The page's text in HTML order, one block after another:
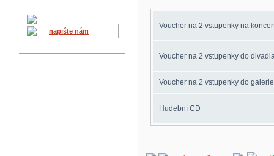
napište nám
Voucher na 2 vstupenky na
Voucher na 2 vstupenky do
Voucher na 2 vstupenky do galerie
Hudební CD